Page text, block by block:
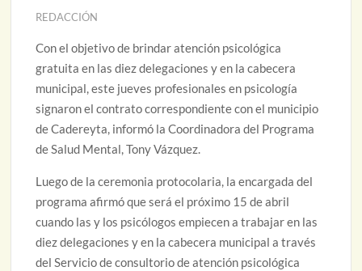
REDACCIÓN
Con el objetivo de brindar atención psicológica
gratuita en las diez delegaciones y en la cabecera
municipal, este jueves profesionales en psicología
signaron el contrato correspondiente con el municipio
de Cadereyta, informó la Coordinadora del Programa
de Salud Mental, Tony Vázquez.
Luego de la ceremonia protocolaria, la encargada del
programa afirmó que será el próximo 15 de abril
cuando las y los psicólogos empiecen a trabajar en las
diez delegaciones y en la cabecera municipal a través
del Servicio de consultorio de atención psicológica